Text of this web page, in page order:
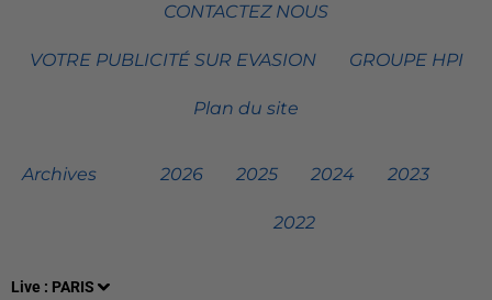
Live : PARIS
CONTACTEZ NOUS
VOTRE PUBLICITÉ SUR EVASION GROUPE HPI
Plan du site
Archives 2026 2025 2024 2023
2022